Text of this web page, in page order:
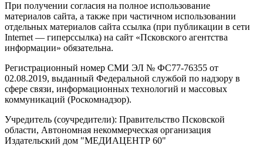
При получении согласия на полное использование
материалов сайта, а также при частичном использовании
отдельных материалов сайта ссылка (при публикации в сети
Internet — гиперссылка) на сайт «Псковского агентства
информации» обязательна.
Регистрационный номер СМИ ЭЛ № ФС77-76355 от
02.08.2019, выданный Федеральной службой по надзору в
сфере связи, информационных технологий и массовых
коммуникаций (Роскомнадзор).
Учредитель (соучредители): Правительство Псковской
области, Автономная некоммерческая организация
Издательский дом "МЕДИАЦЕНТР 60"